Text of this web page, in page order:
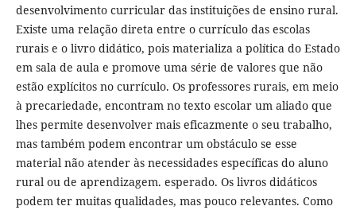
desenvolvimento curricular das instituições de ensino rural.
Existe uma relação direta entre o currículo das escolas
rurais e o livro didático, pois materializa a política do Estado
em sala de aula e promove uma série de valores que não
estão explícitos no currículo. Os professores rurais, em meio
à precariedade, encontram no texto escolar um aliado que
lhes permite desenvolver mais eficazmente o seu trabalho,
mas também podem encontrar um obstáculo se esse
material não atender às necessidades específicas do aluno
rural ou de aprendizagem. esperado. Os livros didáticos
podem ter muitas qualidades, mas pouco relevantes. Como